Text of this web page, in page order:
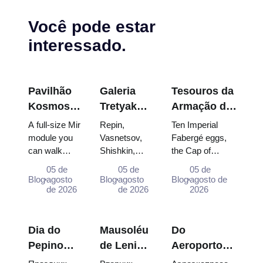
Você pode estar
interessado.
Pavilhão
Kosmos
na
VDNKh:
Dentro da
Maior
Exposição
A full-size Mir
module you
can walk
Energia–
Buran model,
capsules and
120 pieces of
flight...
Blog
05 de
agosto
de 2026
Galeria
Tretyakov:
As Obras-
Primas
que Vale a
Pena
Planejar a
Repin,
Vasnetsov,
Shishkin,
and Surikov
— the works
where they
hang, and
Blog
05 de
agosto
de 2026
Tesouros da
Armação do
Kremlin:
Ovos
Fabergé,
Tronos e
Trajes de
Ten Imperial
Fabergé eggs,
the Cap of
double throne of
two boy tsars
of Catherine...
Blog
05 de
agosto de
2026
Dia do
Pepino
Mausoléu
de Lenine:
Do
Aeroporto